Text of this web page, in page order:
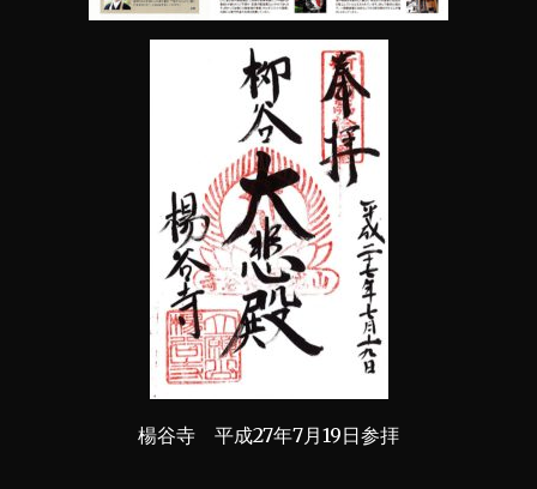
楊谷寺 平成27年7月19日参拝